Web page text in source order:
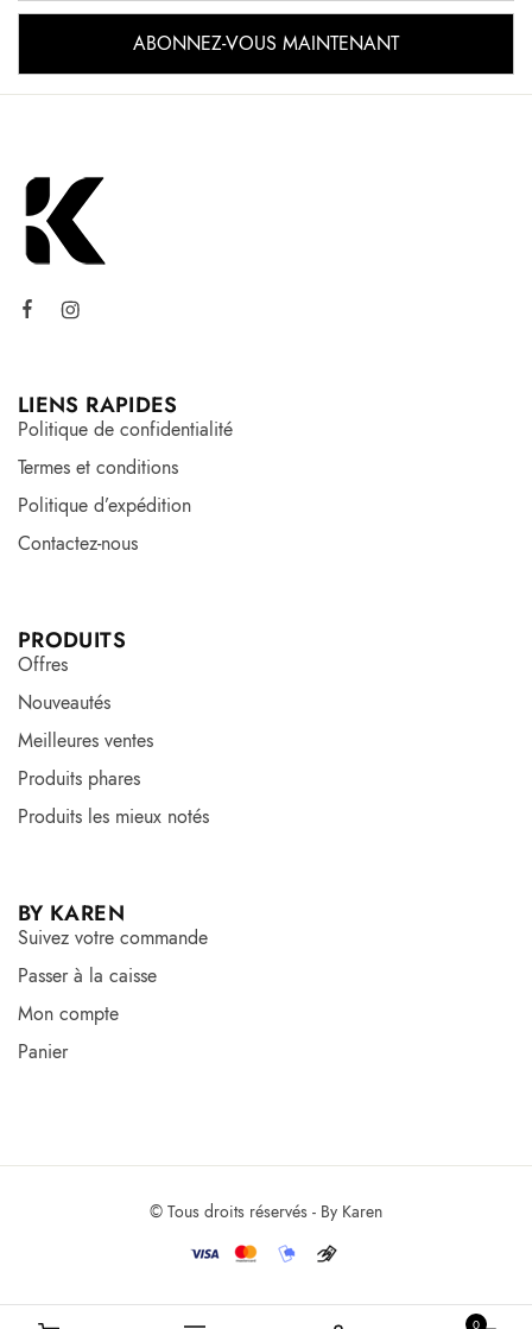
LIENS RAPIDES
Politique de confidentialité
Termes et conditions
Politique d’expédition
Contactez-nous
PRODUITS
Offres
Nouveautés
Meilleures ventes
Produits phares
Produits les mieux notés
BY KAREN
Suivez votre commande
Passer à la caisse
Mon compte
Panier
© Tous droits réservés - By Karen
0